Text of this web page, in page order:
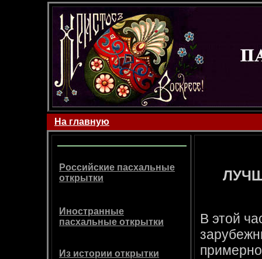
На главную
Российские пасхальные
открытки
Иностранные
пасхальные открытки
Из истории открытки
В этой